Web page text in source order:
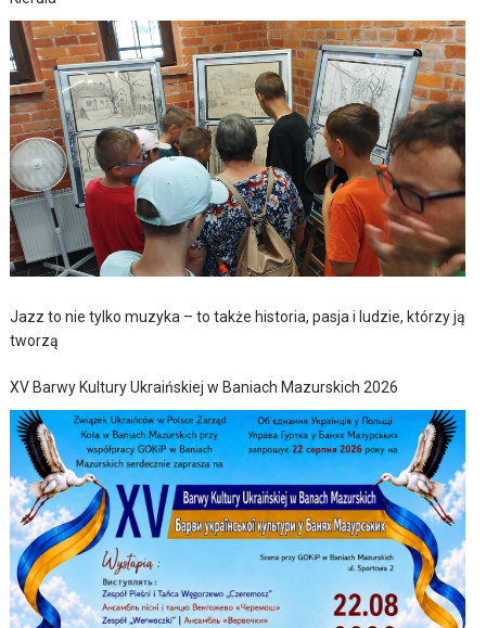
Jazz to nie tylko muzyka – to także historia, pasja i ludzie, którzy ją
tworzą
XV Barwy Kultury Ukraińskiej w Baniach Mazurskich 2026